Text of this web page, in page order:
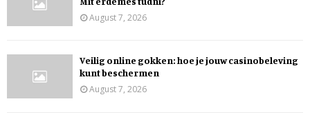
August 7, 2026
Veilig online gokken: hoe je jouw casinobeleving
kunt beschermen
August 7, 2026